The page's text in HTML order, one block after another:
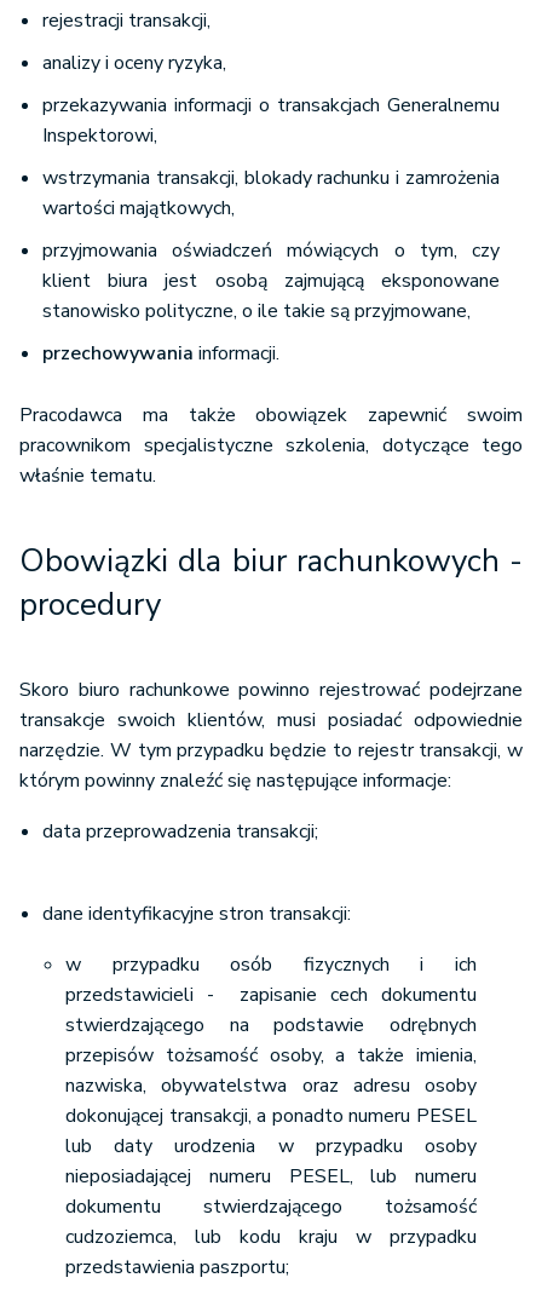
rejestracji transakcji,
analizy i oceny ryzyka,
przekazywania informacji o transakcjach Generalnemu
Inspektorowi,
wstrzymania transakcji, blokady rachunku i zamrożenia
wartości majątkowych,
przyjmowania oświadczeń mówiących o tym, czy
klient biura jest osobą zajmującą eksponowane
stanowisko polityczne, o ile takie są przyjmowane,
przechowywania informacji.
Pracodawca ma także obowiązek zapewnić swoim
pracownikom specjalistyczne szkolenia, dotyczące tego
właśnie tematu.
Obowiązki dla biur rachunkowych -
procedury
Skoro biuro rachunkowe powinno rejestrować podejrzane
transakcje swoich klientów, musi posiadać odpowiednie
narzędzie. W tym przypadku będzie to rejestr transakcji, w
którym powinny znaleźć się następujące informacje:
data przeprowadzenia transakcji;
dane identyfikacyjne stron transakcji:
w przypadku osób fizycznych i ich
przedstawicieli - zapisanie cech dokumentu
stwierdzającego na podstawie odrębnych
przepisów tożsamość osoby, a także imienia,
nazwiska, obywatelstwa oraz adresu osoby
dokonującej transakcji, a ponadto numeru PESEL
lub daty urodzenia w przypadku osoby
nieposiadającej numeru PESEL, lub numeru
dokumentu stwierdzającego tożsamość
cudzoziemca, lub kodu kraju w przypadku
przedstawienia paszportu;